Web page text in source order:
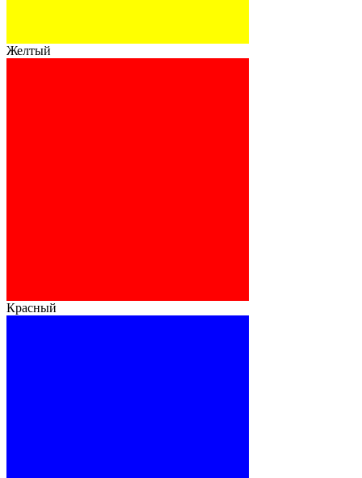
Желтый
Красный